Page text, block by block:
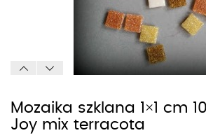
Mozaika szklana 1×1 cm
Joy mix terracota